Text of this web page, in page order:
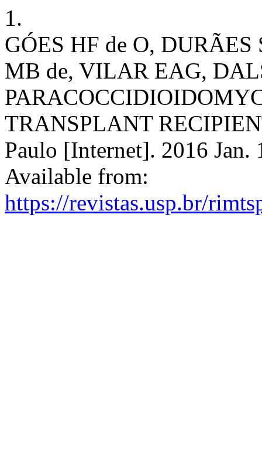
1.
GÓES HF de O,
MB de, VILAR EAG,
TRANSPLANT
Paulo [Internet]. 2016
Available from:
https://revistas.usp.br/